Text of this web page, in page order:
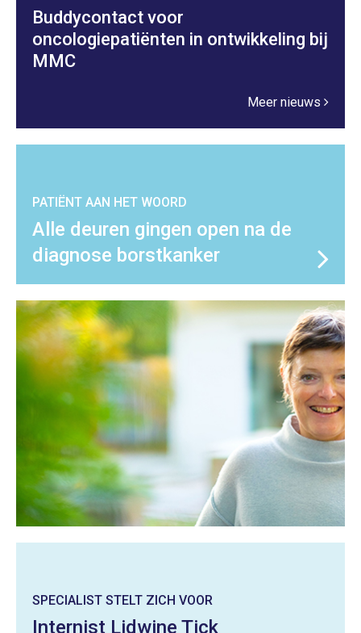
Buddycontact voor
oncologiepatiënten in ontwikkeling bij
MMC
Meer nieuws
PATIËNT AAN HET WOORD
Alle deuren gingen open na de
diagnose borstkanker
SPECIALIST STELT ZICH VOOR
Internist Lidwine Tick